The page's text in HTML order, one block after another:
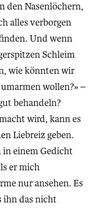
den Nasenlöchern,
alles verborgen
Und wenn
Schleim
wie könnten wir
wollen?» –
behandeln?
wird, kann es
Liebreiz geben.
in einem Gedicht
er mich
nur ansehen. Es
ihn das nicht